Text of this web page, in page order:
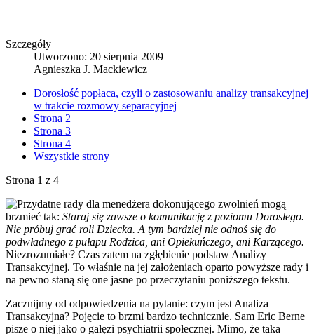
Szczegóły
Utworzono: 20 sierpnia 2009
Agnieszka J. Mackiewicz
Dorosłość popłaca, czyli o zastosowaniu analizy transakcyjnej
w trakcie rozmowy separacyjnej
Strona 2
Strona 3
Strona 4
Wszystkie strony
Strona 1 z 4
Przydatne rady dla menedżera dokonującego zwolnień mogą
brzmieć tak: Staraj się zawsze o komunikację z poziomu Dorosłego.
Nie próbuj grać roli Dziecka. A tym bardziej nie odnoś się do
podwładnego z pułapu Rodzica, ani Opiekuńczego, ani Karzącego.
Niezrozumiałe? Czas zatem na zgłębienie podstaw Analizy
Transakcyjnej. To właśnie na jej założeniach oparto powyższe rady i
na pewno staną się one jasne po przeczytaniu poniższego tekstu.
Zacznijmy od odpowiedzenia na pytanie: czym jest Analiza
Transakcyjna? Pojęcie to brzmi bardzo technicznie. Sam Eric Berne
pisze o niej jako o gałęzi psychiatrii społecznej. Mimo, że taka